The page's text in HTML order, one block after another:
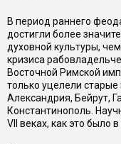
В период раннего
достигли более
духовной культуры,
кризиса
Восточной Римской
только уцелели
Александрия, Бейрут,
Константинополь.
VII веках, как это было